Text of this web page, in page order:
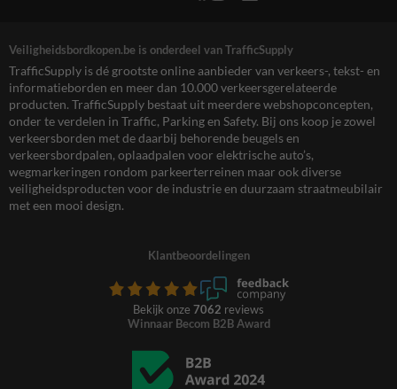
Veiligheidsbordkopen.be is onderdeel van TrafficSupply
TrafficSupply is dé grootste online aanbieder van verkeers-, tekst- en
informatieborden en meer dan 10.000 verkeersgerelateerde
producten. TrafficSupply bestaat uit meerdere webshopconcepten,
onder te verdelen in Traffic, Parking en Safety. Bij ons koop je zowel
verkeersborden met de daarbij behorende beugels en
verkeersbordpalen, oplaadpalen voor elektrische auto’s,
wegmarkeringen rondom parkeerterreinen maar ook diverse
veiligheidsproducten voor de industrie en duurzaam straatmeubilair
met een mooi design.
Klantbeoordelingen
Bekijk onze 7062 reviews
Winnaar Becom B2B Award